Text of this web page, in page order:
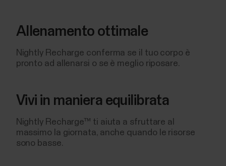
Allenamento ottimale
Nightly Recharge conferma se il tuo corpo è
pronto ad allenarsi o se è meglio riposare.
Vivi in maniera equilibrata
Nightly Recharge™ ti aiuta a sfruttare al
massimo la giornata, anche quando le risorse
sono basse.